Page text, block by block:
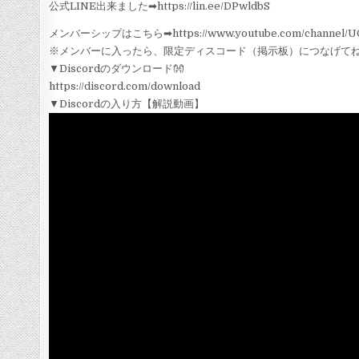
公式LINE出来ました➡︎https://lin.ee/DPwldbS
メンバーシップはこちら➡︎https://www.youtube.com/channel/
※メンバーに入ったら、限定ディスコード（掲示板）につなげて
▼Discordのダウンロード👐
https://discord.com/download
▼Discordの入り方【解説動画】